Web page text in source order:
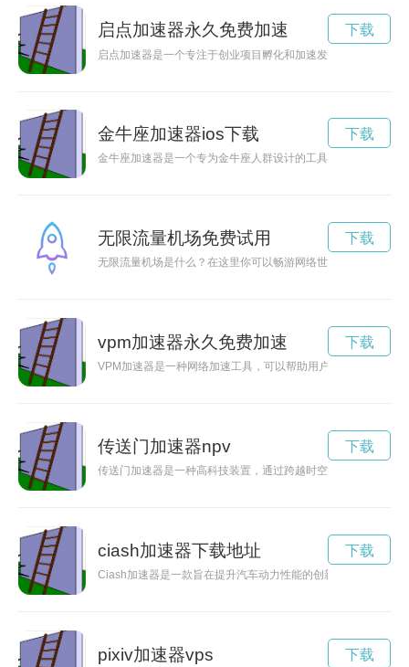
启点加速器永久免费加速
启点加速器是一个专注于创业项目孵化和加速发展的平台，致
下载
金牛座加速器ios下载
金牛座加速器是一个专为金牛座人群设计的工具，旨在帮助他
下载
无限流量机场免费试用
无限流量机场是什么？在这里你可以畅游网络世界，不再受到
下载
vpm加速器永久免费加速
VPM加速器是一种网络加速工具，可以帮助用户在互联网上以
下载
传送门加速器npv
传送门加速器是一种高科技装置，通过跨越时空的力量，将人
下载
ciash加速器下载地址
Ciash加速器是一款旨在提升汽车动力性能的创新产品，通过
下载
pixiv加速器vps 下载